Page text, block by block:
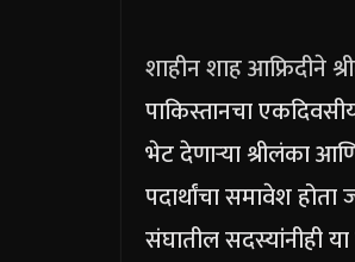
शाहीन शाह आफ्रिदीने
पाकिस्तानचा
भेट देणाऱ्या श्रीलंका
पदार्थांचा समावेश
संघातील सदस्यांनीही